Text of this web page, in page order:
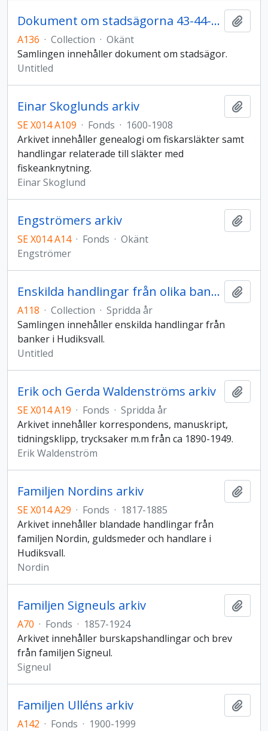
Dokument om stadsägorna 43-44-45, Sofiedal
A136 · Collection · Okänt
Samlingen innehåller dokument om stadsägor.
Untitled
Einar Skoglunds arkiv
SE X014 A109 · Fonds · 1600-1908
Arkivet innehåller genealogi om fiskarsläkter samt
handlingar relaterade till släkter med
fiskeanknytning.
Einar Skoglund
Engströmers arkiv
SE X014 A14 · Fonds · Okänt
Engströmer
Enskilda handlingar från olika banker i Hudiksvall
A118 · Collection · Spridda år
Samlingen innehåller enskilda handlingar från
banker i Hudiksvall.
Untitled
Erik och Gerda Waldenströms arkiv
SE X014 A19 · Fonds · Spridda år
Arkivet innehåller korrespondens, manuskript,
tidningsklipp, trycksaker m.m från ca 1890-1949.
Erik Waldenström
Familjen Nordins arkiv
SE X014 A29 · Fonds · 1817-1885
Arkivet innehåller blandade handlingar från
familjen Nordin, guldsmeder och handlare i
Hudiksvall.
Nordin
Familjen Signeuls arkiv
A70 · Fonds · 1857-1924
Arkivet innehåller burskapshandlingar och brev
från familjen Signeul.
Signeul
Familjen Ulléns arkiv
A142 · Fonds · 1900-1999